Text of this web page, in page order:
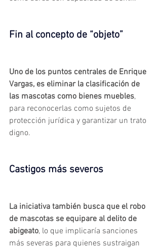
Fin al concepto de “objeto”
Uno de los puntos centrales de Enrique
Vargas, es eliminar la clasificación de
las mascotas como bienes muebles,
para reconocerlas como sujetos de
protección jurídica y garantizar un trato
digno.
Castigos más severos
La iniciativa también busca que el robo
de mascotas se equipare al delito de
abigeato, lo que implicaría sanciones
más severas para quienes sustraigan